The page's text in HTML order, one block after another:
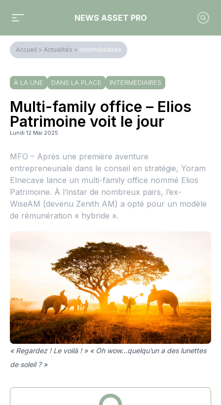
NEWS ASSET PRO
Accueil > Actualités > Intermédiaires
À LA UNE DANS LA PLACE INTERMÉDIAIRES
Multi-family office – Elios
Patrimoine voit le jour
Lundi 12 Mai 2025
MFO – Après une première aventure
entrepreneuriale dans le conseil en stratégie, Yoram
Elnecave lance un multi-family office nommé Elios
Patrimoine. À l’instar de nombreux pairs, l’ex-
WiseAM (devenu Zenith AM) a opté pour un modèle
de rémunération « hybride ».
« Regardez ! Le voilà ! » « Oh wow…quelqu’un a des lunettes
de soleil ? »